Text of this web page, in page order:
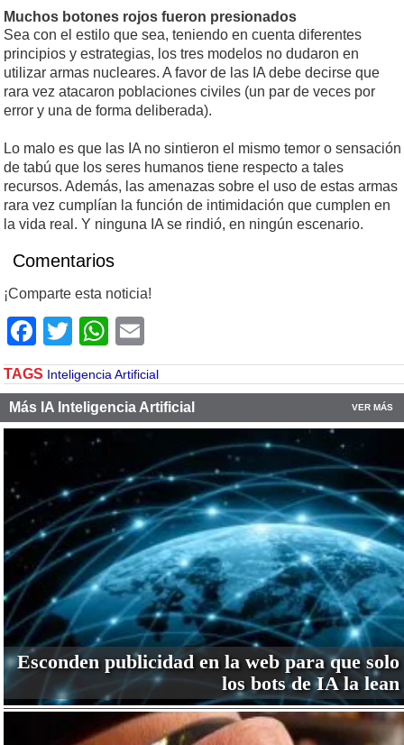
Muchos botones rojos fueron presionados
Sea con el estilo que sea, teniendo en cuenta diferentes
principios y estrategias, los tres modelos no dudaron en
utilizar armas nucleares. A favor de las IA debe decirse que
rara vez atacaron poblaciones civiles (un par de veces por
error y una de forma deliberada).
Lo malo es que las IA no sintieron el mismo temor o sensación
de tabú que los seres humanos tiene respecto a tales
recursos. Además, las amenazas sobre el uso de estas armas
rara vez cumplían la función de intimidación que cumplen en
la vida real. Y ninguna IA se rindió, en ningún escenario.
Comentarios
¡Comparte esta noticia!
Facebook
TwitterWhatsApp
TAGS Inteligencia Artificial
Más IA Inteligencia Artificial VER MÁS
Esconden publicidad en la web para que solo
los bots de IA la lean